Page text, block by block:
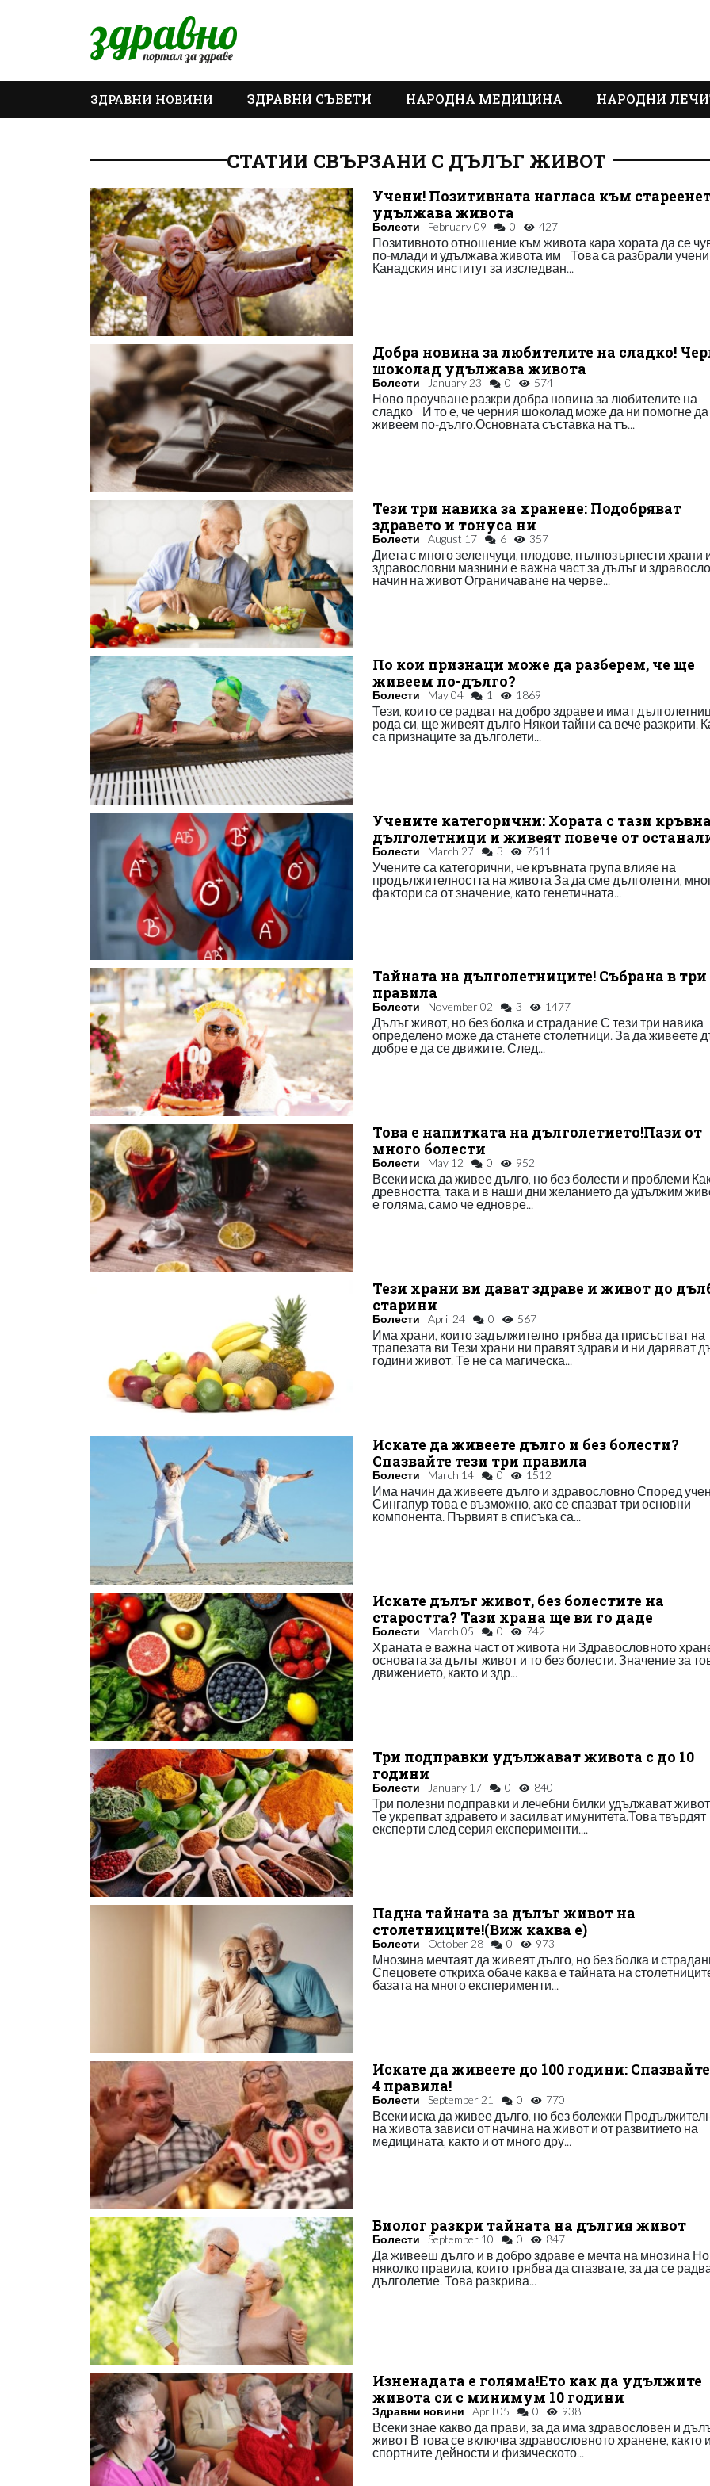
ЗДРАВНИ НОВИНИ ЗДРАВНИ СЪВЕТИ НАРОДНА МЕДИЦИНА НАРОДНИ
СТАТИИ СВЪРЗАНИ С ДЪЛЪГ ЖИВОТ
Учени! Позитивната нагласа към
удължава живота
Болести February 09 0 427
Позитивното отношение към живота кара хората да се
по-млади и удължава живота им Това са разбрали учени
Канадския институт за изследван...
Добра новина за любителите на сладко!
шоколад удължава живота
Болести January 23 0 574
Ново проучване разкри добра новина за любителите на
сладко И то е, че черния шоколад може да ни помогне да
живеем по-дълго.Основната съставка на тъ...
Тези три навика за хранене: Подобряват
здравето и тонуса ни
Болести August 17 6 357
Диета с много зеленчуци, плодове, пълнозърнести храни
здравословни мазнини е важна част за дълъг и
начин на живот Ограничаване на черве...
По кои признаци може да разберем, че ще
живеем по-дълго?
Болести May 04 1 1869
Тези, които се радват на добро здраве и имат
рода си, ще живеят дълго Някои тайни са вече разкрити.
са признаците за дълголети...
Учените категорични: Хората с тази
дълголетници и живеят повече от
Болести March 27 3 7511
Учените са категорични, че кръвната група влияе на
продължителността на живота За да сме дълголетни,
фактори са от значение, като генетичната...
Тайната на дълголетниците! Събрана в три
правила
Болести November 02 3 1477
Дълъг живот, но без болка и страдание С тези три навика
определено може да станете столетници. За да живеете
добре е да се движите. След...
Това е напитката на дълголетието!Пази от
много болести
Болести May 12 0 952
Всеки иска да живее дълго, но без болести и проблеми
древността, така и в наши дни желанието да удължим
е голяма, само че едновре...
Тези храни ви дават здраве и живот до
старини
Болести April 24 0 567
Има храни, които задължително трябва да присъстват на
трапезата ви Тези храни ни правят здрави и ни даряват
години живот. Те не са магическа...
Искате да живеете дълго и без болести?
Спазвайте тези три правила
Болести March 14 0 1512
Има начин да живеете дълго и здравословно Според
Сингапур това е възможно, ако се спазват три основни
компонента. Първият в списъка са...
Искате дълъг живот, без болестите на
старостта? Тази храна ще ви го даде
Болести March 05 0 742
Храната е важна част от живота ни Здравословното
основата за дълъг живот и то без болести. Значение за
движението, както и здр...
Три подправки удължават живота с до 10
години
Болести January 17 0 840
Три полезни подправки и лечебни билки удължават
Те укрепват здравето и засилват имунитета.Това твърдят
експерти след серия експерименти....
Падна тайната за дълъг живот на
столетниците!(Виж каква е)
Болести October 28 0 973
Мнозина мечтаят да живеят дълго, но без болка и
Спецовете откриха обаче каква е тайната на
базата на много експерименти...
Искате да живеете до 100 години:
4 правила!
Болести September 21 0 770
Всеки иска да живее дълго, но без болежки
на живота зависи от начина на живот и от развитието на
медицината, както и от много дру...
Биолог разкри тайната на дългия живот
Болести September 10 0 847
Да живееш дълго и в добро здраве е мечта на мнозина
няколко правила, които трябва да спазвате, за да се
дълголетие. Това разкрива...
Изненадата е голяма!Ето как да удължите
живота си с минимум 10 години
Здравни новини April 05 0 938
Всеки знае какво да прави, за да има здравословен и
живот В това се включва здравословното хранене, както и
спортните дейности и физическото...